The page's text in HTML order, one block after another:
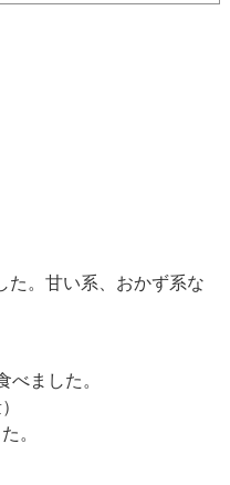
た。甘い系、おかず系な
べました。
。